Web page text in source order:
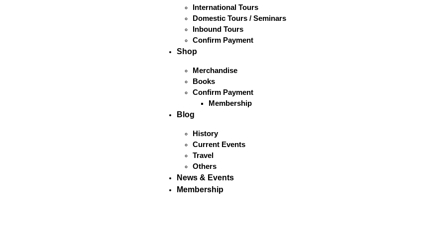
International Tours
Domestic Tours / Seminars
Inbound Tours
Confirm Payment
Shop
Merchandise
Books
Confirm Payment
Membership
Blog
History
Current Events
Travel
Others
News & Events
Membership